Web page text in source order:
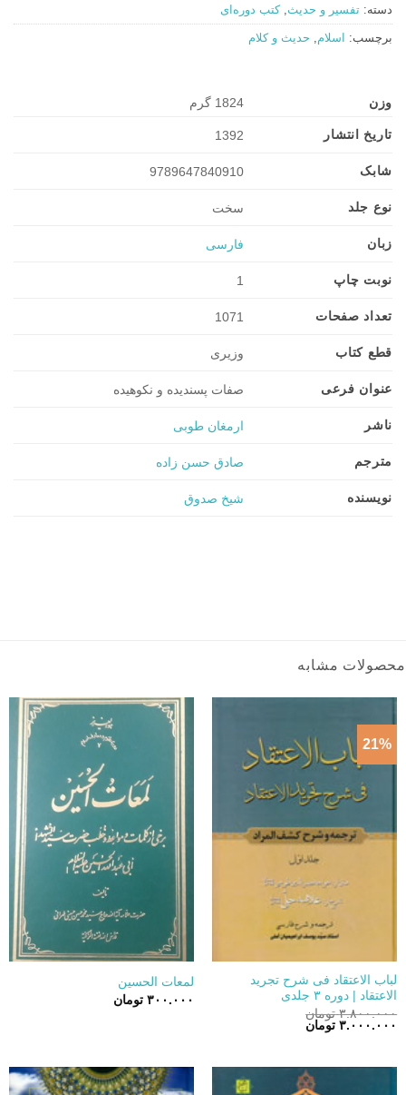
دسته: تفسیر و حدیث ,کتب دوره‌ای
برچسب: اسلام حدیث و کلام
وزن 1824 گرم
تاریخ انتشار 1392
شابک 9789647840910
نوع جلد سخت
زبان فارسی
نوبت چاپ 1
تعداد صفحات 1071
قطع کتاب وزیری
عنوان فرعی صفات پسندیده و نکوهیده
ناشر ارمغان طوبی
مترجم صادق حسن زاده
نویسنده شیخ صدوق
محصولات مشابه
21%
لباب الاعتقاد فی شرح تجرید
الاعتقاد | دوره ۳ جلدی
۳.۸۰۰.۰۰۰ تومان
قیمت
۳.۰۰۰.۰۰۰ تومانقیمت
لمعات الحسین
۳۰۰.۰۰۰ تومان